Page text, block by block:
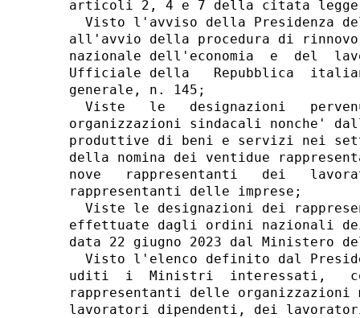
articoli 2, 4 e 7 della citata
Visto l'avviso della Presidenza
all'avvio della procedura di
nazionale dell'economia  e  del
Ufficiale della   Repubblica
generale, n. 145;
Viste   le   designazioni
organizzazioni sindacali nonche'
produttive di beni e servizi nei
della nomina dei ventidue
nove   rappresentanti   dei
rappresentanti delle imprese;
Viste le designazioni dei
effettuate dagli ordini nazionali
data 22 giugno 2023 dal Ministero
Visto l'elenco definito dal
uditi  i  Ministri  interessati,
rappresentanti delle organizzazioni
lavoratori dipendenti, dei